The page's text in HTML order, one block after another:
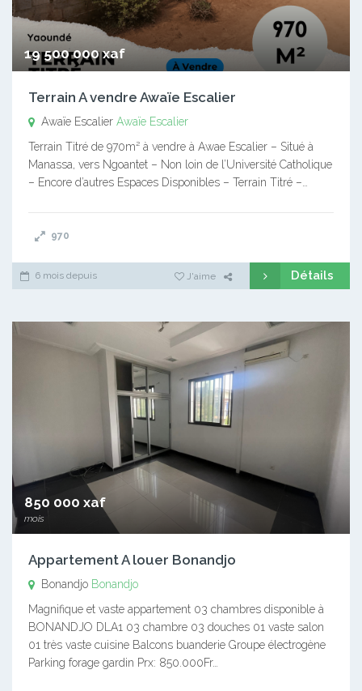
19 500 000 xaf
Terrain A vendre Awaïe Escalier
Awaïe Escalier Awaïe Escalier
Terrain Titré de 970m² à vendre à Awae Escalier – Situé à
Manassa, vers Ngoantet – Non loin de l’Université Catholique
– Encore d’autres Espaces Disponibles – Terrain Titré –…
970
6 mois depuis J'aime Détails
850 000 xaf
mois
Appartement A louer Bonandjo
Bonandjo Bonandjo
Magnifique et vaste appartement 03 chambres disponible à
BONANDJO DLA1 03 chambre 03 douches 01 vaste salon
01 très vaste cuisine Balcons buanderie Groupe électrogène
Parking forage gardin Prx: 850.000Fr…